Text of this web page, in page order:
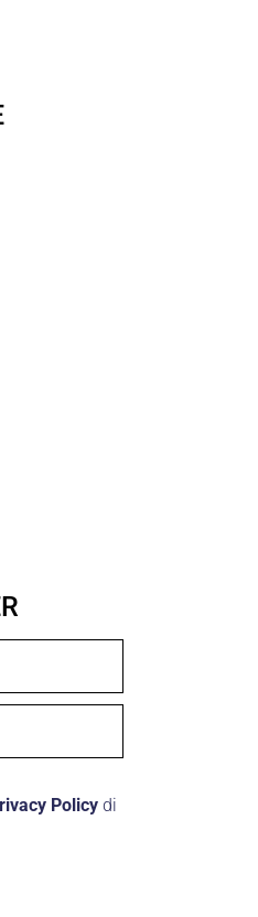
Policy di